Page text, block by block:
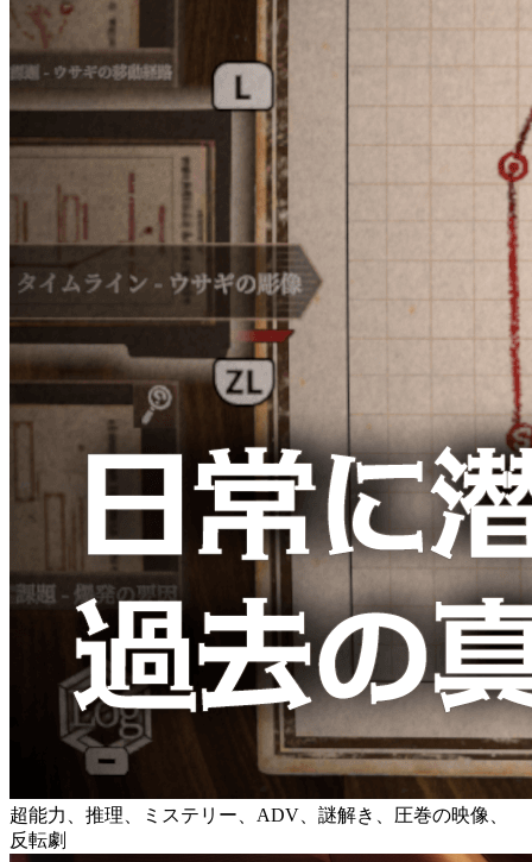
超能力、推理、ミステリー、ADV、謎解き、圧巻の映像、
反転劇